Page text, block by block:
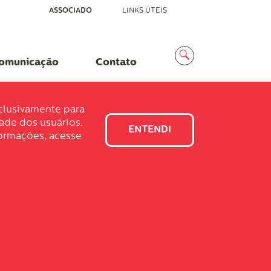
MenuASSOCIADO LINKS ÚTEIS
Contato
Busca
para
dos usuários.
acesse
ENTENDI